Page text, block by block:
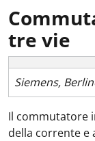
tre vie
Siemens,
Il commutatore
della corrente e